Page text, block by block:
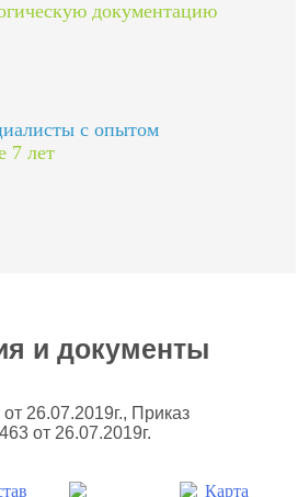
документацию
с опытом
7 лет
и документы
26.07.2019г., Приказ
от 26.07.2019г.